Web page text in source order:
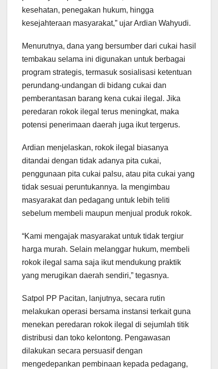
kesehatan, penegakan hukum, hingga
kesejahteraan masyarakat,” ujar Ardian Wahyudi.
Menurutnya, dana yang bersumber dari cukai hasil
tembakau selama ini digunakan untuk berbagai
program strategis, termasuk sosialisasi ketentuan
perundang-undangan di bidang cukai dan
pemberantasan barang kena cukai ilegal. Jika
peredaran rokok ilegal terus meningkat, maka
potensi penerimaan daerah juga ikut tergerus.
Ardian menjelaskan, rokok ilegal biasanya
ditandai dengan tidak adanya pita cukai,
penggunaan pita cukai palsu, atau pita cukai yang
tidak sesuai peruntukannya. Ia mengimbau
masyarakat dan pedagang untuk lebih teliti
sebelum membeli maupun menjual produk rokok.
“Kami mengajak masyarakat untuk tidak tergiur
harga murah. Selain melanggar hukum, membeli
rokok ilegal sama saja ikut mendukung praktik
yang merugikan daerah sendiri,” tegasnya.
Satpol PP Pacitan, lanjutnya, secara rutin
melakukan operasi bersama instansi terkait guna
menekan peredaran rokok ilegal di sejumlah titik
distribusi dan toko kelontong. Pengawasan
dilakukan secara persuasif dengan
mengedepankan pembinaan kepada pedagang,